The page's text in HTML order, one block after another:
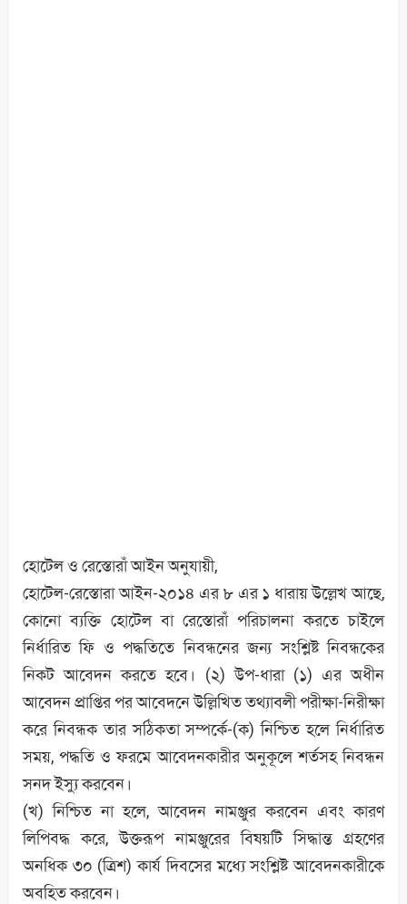
হোটেল ও রেস্তোরাঁ আইন অনুযায়ী,
হোটেল-রেস্তোরা আইন-২০১৪ এর ৮ এর ১ ধারায় উল্লেখ আছে,
কোনো ব্যক্তি হোটেল বা রেস্তোরাঁ পরিচালনা করতে চাইলে
নির্ধারিত ফি ও পদ্ধতিতে নিবন্ধনের জন্য সংশ্লিষ্ট নিবন্ধকের
নিকট আবেদন করতে হবে। (২) উপ-ধারা (১) এর অধীন
আবেদন প্রাপ্তির পর আবেদনে উল্লিখিত তথ্যাবলী পরীক্ষা-নিরীক্ষা
করে নিবন্ধক তার সঠিকতা সম্পর্কে-(ক) নিশ্চিত হলে নির্ধারিত
সময়, পদ্ধতি ও ফরমে আবেদনকারীর অনুকূলে শর্তসহ নিবন্ধন
সনদ ইস্যু করবেন।
(খ) নিশ্চিত না হলে, আবেদন নামঞ্জুর করবেন এবং কারণ
লিপিবদ্ধ করে, উক্তরূপ নামঞ্জুরের বিষয়টি সিদ্ধান্ত গ্রহণের
অনধিক ৩০ (ত্রিশ) কার্য দিবসের মধ্যে সংশ্লিষ্ট আবেদনকারীকে
অবহিত করবেন।